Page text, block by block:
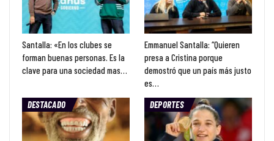
Santalla: «En los clubes se
forman buenas personas. Es la
clave para una sociedad mas…
Emmanuel Santalla: “Quieren
presa a Cristina porque
demostró que un país más justo
es…
DESTACADO
DEPORTES